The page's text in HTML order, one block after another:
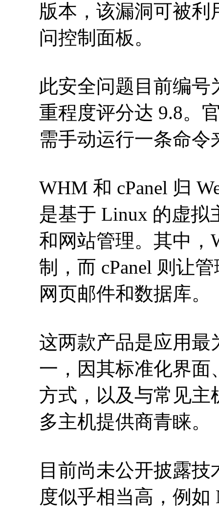
版本，该漏洞可被
问控制面板。
此安全问题目前编号
重程度评分达 9.8。
需手动运行一条命
WHM 和 cPanel 归
是基于 Linux 的虚拟
和网站管理。其中
制，而 cPanel 则让
网页邮件和数据库。
这两款产品是应用最
一，因其标准化界面
方式，以及与常见主
多主机提供商青睐。
目前尚未公开披露
度似乎相当高，例如